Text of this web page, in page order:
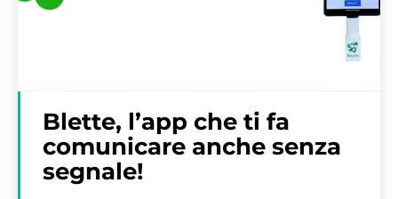
Blette, l’app che ti fa
comunicare anche senza
segnale!